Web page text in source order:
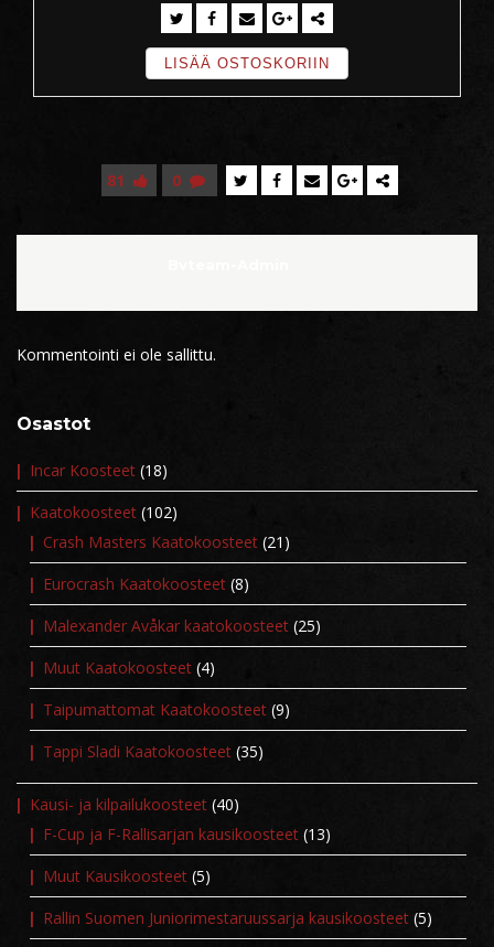
LISÄÄ OSTOSKORIIN
81 0
Kommentointi ei ole sallittu.
Osastot
Incar Koosteet (18)
Kaatokoosteet (102)
Crash Masters Kaatokoosteet (21)
Eurocrash Kaatokoosteet (8)
Malexander Avåkar kaatokoosteet (25)
Muut Kaatokoosteet (4)
Taipumattomat Kaatokoosteet (9)
Tappi Sladi Kaatokoosteet (35)
Kausi- ja kilpailukoosteet (40)
F-Cup ja F-Rallisarjan kausikoosteet (13)
Muut Kausikoosteet (5)
Rallin Suomen Juniorimestaruussarja kausikoosteet (5)